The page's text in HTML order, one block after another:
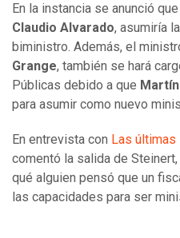
En la instancia se anunció
Claudio Alvarado, asumiría
biministro. Además, el
Grange, también se hará
Públicas debido a que
para asumir como nuevo
En entrevista con Las
comentó la salida de
qué alguien pensó que un
las capacidades para ser